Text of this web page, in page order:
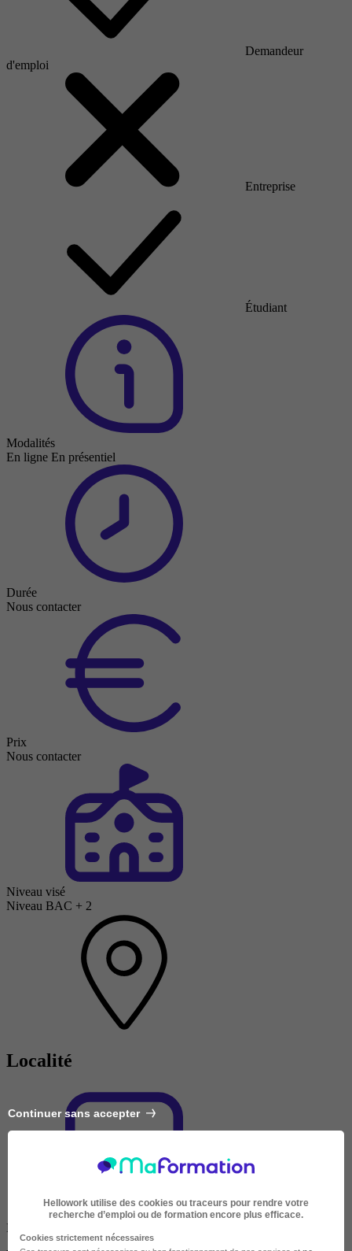
Demandeur
d'emploi
Entreprise
Étudiant
Modalités
En ligne En présentiel
Durée
Nous contacter
Prix
Nous contacter
Niveau visé
Niveau BAC + 2
Localité
En ligne
Continuer sans accepter
Hellowork utilise des cookies ou traceurs pour rendre votre
recherche d’emploi ou de formation encore plus efficace.
Cookies strictement nécessaires